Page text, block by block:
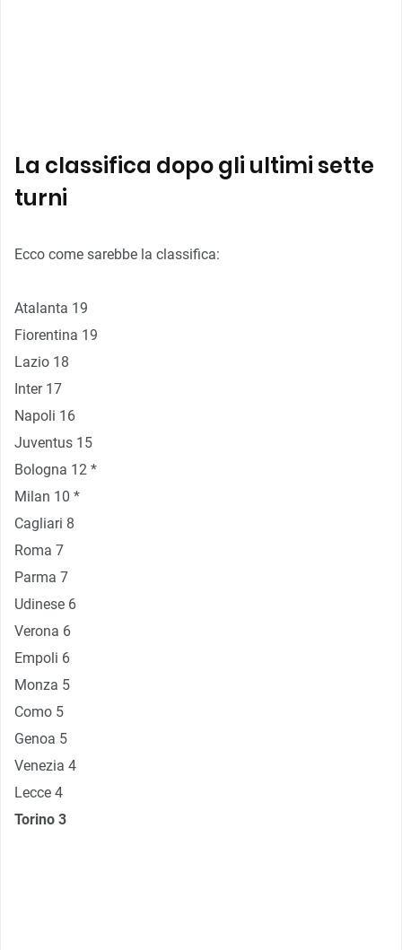
La classifica dopo gli ultimi sette
turni
Ecco come sarebbe la classifica:
Atalanta 19
Fiorentina 19
Lazio 18
Inter 17
Napoli 16
Juventus 15
Bologna 12 *
Milan 10 *
Cagliari 8
Roma 7
Parma 7
Udinese 6
Verona 6
Empoli 6
Monza 5
Como 5
Genoa 5
Venezia 4
Lecce 4
Torino 3